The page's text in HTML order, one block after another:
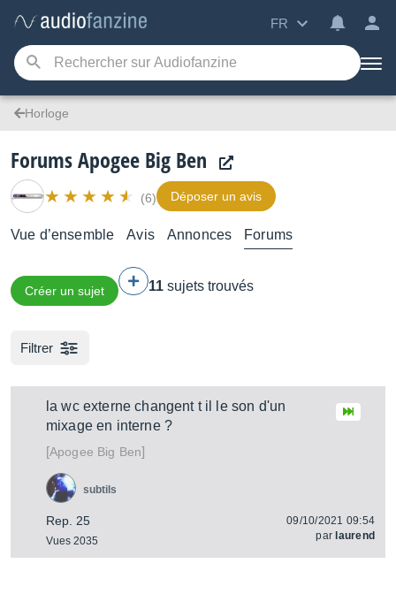
FR
Horloge
Forums Apogee Big Ben
(6) Déposer un avis
Vue d’ensemble Avis Annonces Forums
Créer un sujet 11 sujets trouvés
Filtrer
la wc externe changent t il le son d'un
mixage en interne ?
[Apogee Big Ben]
Rep. 25
Vues 2035
subtils
09/10/2021 09:54
par laurend